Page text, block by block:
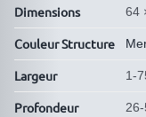
Dimensions 64
Couleur Structure
Largeur 1-
Profondeur